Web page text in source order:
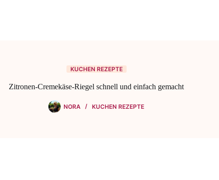
KUCHEN REZEPTE
Zitronen-Cremekäse-Riegel schnell und einfach gemacht
NORA KUCHEN REZEPTE